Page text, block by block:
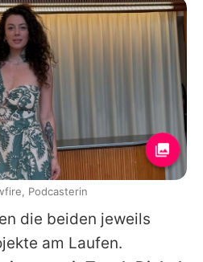
die beiden jeweils
am Laufen.
Podcasterin